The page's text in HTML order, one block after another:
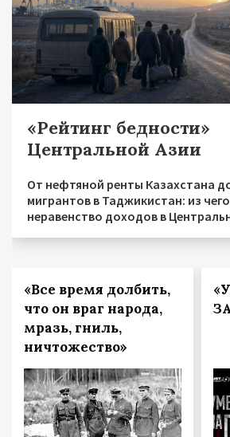
«Рейтинг бедности»
Центральной Азии
От нефтяной ренты Казахстана
мигрантов в Таджикистан: из
неравенство доходов в
«Все время долбить,
что он враг народа,
мразь, гниль,
ничтожество»